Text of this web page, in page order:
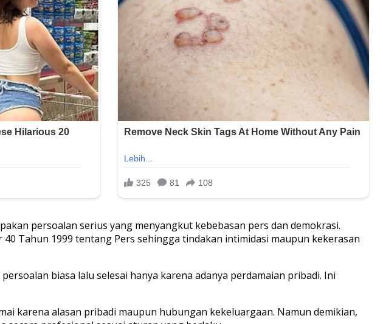
persoalan serius yang menyangkut kebebasan pers dan demokrasi.
Tahun 1999 tentang Pers sehingga tindakan intimidasi maupun kekerasan
biasa lalu selesai hanya karena adanya perdamaian pribadi. Ini
karena alasan pribadi maupun hubungan kekeluargaan. Namun demikian,